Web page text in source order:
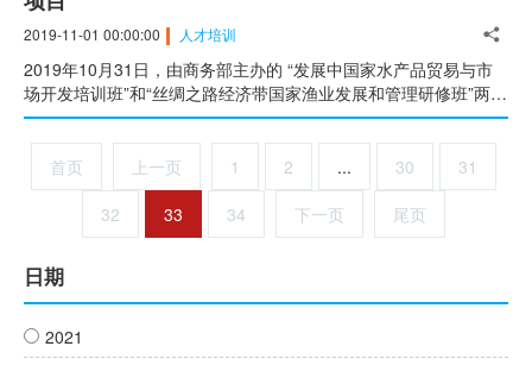
2019-11-01 00:00:00 人才培训
2019年10月31日，由商务部主办的 “发展中国家水产品贸易与市
场开发培训班”和“丝绸之路经济带国家渔业发展和管理研修班”两期
援外多边培训项目在中国水产科学研究院淡水渔业研究中心同时启
动实施
首页
上一页 1 2 ... 30
31
32
33 34 下一页 尾页
日期
2021